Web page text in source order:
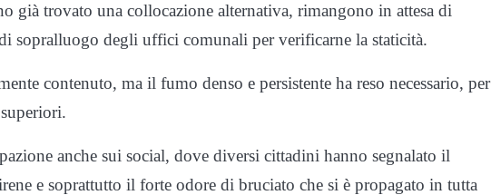
già trovato una collocazione alternativa, rimangono in attesa di
sopralluogo degli uffici comunali per verificarne la staticità.
contenuto, ma il fumo denso e persistente ha reso necessario, per
anche sui social, dove diversi cittadini hanno segnalato il
e soprattutto il forte odore di bruciato che si è propagato in tutta